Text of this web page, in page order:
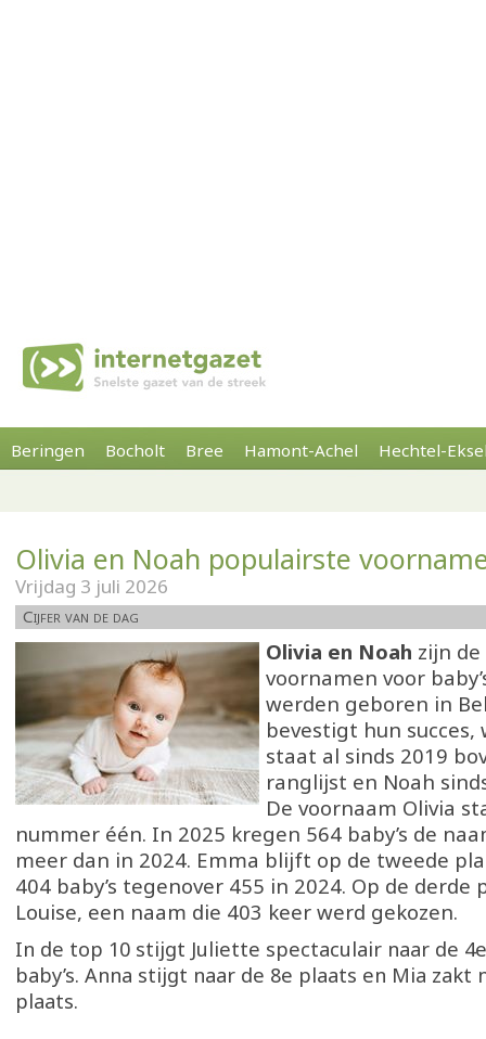
Beringen Bocholt Bree Hamont-Achel Hechtel-
Olivia en Noah populairste
Vrijdag 3 juli 2026
Cijfer van de dag
Olivia en Noah zijn
voornamen voor
werden geboren in
bevestigt hun succes,
staat al sinds 2019
ranglijst en Noah
De voornaam Olivia
nummer één. In 2025 kregen 564 baby’s de
meer dan in 2024. Emma blijft op de tweede
404 baby’s tegenover 455 in 2024. Op de derde
Louise, een naam die 403 keer werd gekozen.
In de top 10 stijgt Juliette spectaculair naar de
baby’s. Anna stijgt naar de 8e plaats en Mia zakt
plaats.